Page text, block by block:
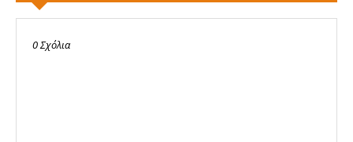
0 Σχόλια